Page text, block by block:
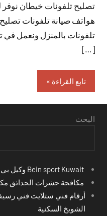
تصليح تلفونات خيطان
هواتف صيانة تلفونات
تلفونات بالمنزل ونعمل في
[…]
تابع القراءة
البحث
مكافحة حشرات الحدائق
أرقام فني ستلايت فني
الشويخ السكنية